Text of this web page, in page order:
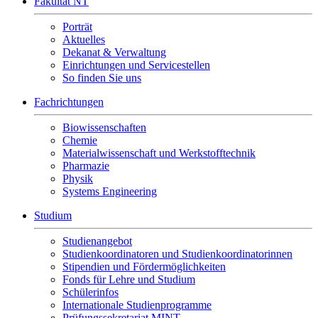
Porträt
Aktuelles
Dekanat & Verwaltung
Einrichtungen und Servicestellen
So finden Sie uns
Fachrichtungen
Biowissenschaften
Chemie
Materialwissenschaft und Werkstofftechnik
Pharmazie
Physik
Systems Engineering
Studium
Studienangebot
Studienkoordinatoren und Studienkoordinatorinnen
Stipendien und Fördermöglichkeiten
Fonds für Lehre und Studium
Schülerinfos
Internationale Studienprogramme